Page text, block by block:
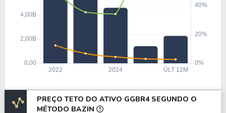
PREÇO TETO DO ATIVO GGBR4 SEGUNDO O
MÉTODO BAZIN